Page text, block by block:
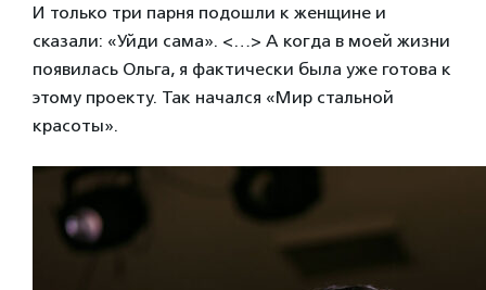
И только три парня подошли к женщине и
сказали: «Уйди сама». <…> А когда в моей жизни
появилась Ольга, я фактически была уже готова к
этому проекту. Так начался «Мир стальной
красоты».